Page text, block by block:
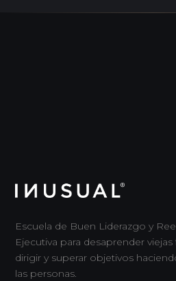
Escuela de Buen Liderazgo y
Ejecutiva para desaprender
dirigir y superar objetivos
las personas.